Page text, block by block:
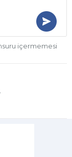
içermemesi